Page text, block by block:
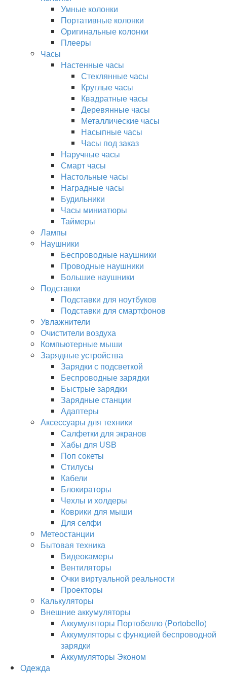
Умные колонки
Портативные колонки
Оригинальные колонки
Плееры
Часы
Настенные часы
Стеклянные часы
Круглые часы
Квадратные часы
Деревянные часы
Металлические часы
Насыпные часы
Часы под заказ
Наручные часы
Смарт часы
Настольные часы
Наградные часы
Будильники
Часы миниатюры
Таймеры
Лампы
Наушники
Беспроводные наушники
Проводные наушники
Большие наушники
Подставки
Подставки для ноутбуков
Подставки для смартфонов
Увлажнители
Очистители воздуха
Компьютерные мыши
Зарядные устройства
Зарядки с подсветкой
Беспроводные зарядки
Быстрые зарядки
Зарядные станции
Адаптеры
Аксессуары для техники
Салфетки для экранов
Хабы для USB
Поп сокеты
Стилусы
Кабели
Блокираторы
Чехлы и холдеры
Коврики для мыши
Для селфи
Метеостанции
Бытовая техника
Видеокамеры
Вентиляторы
Очки виртуальной реальности
Проекторы
Калькуляторы
Внешние аккумуляторы
Аккумуляторы Портобелло (Portobello)
Аккумуляторы с функцией беспроводной
зарядки
Аккумуляторы Эконом
Одежда